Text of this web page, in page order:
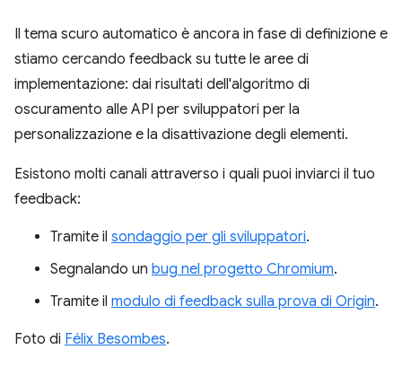
Il tema scuro automatico è ancora in fase di definizione e
stiamo cercando feedback su tutte le aree di
implementazione: dai risultati dell'algoritmo di
oscuramento alle API per sviluppatori per la
personalizzazione e la disattivazione degli elementi.
Esistono molti canali attraverso i quali puoi inviarci il tuo
feedback:
Tramite il sondaggio per gli sviluppatori.
Segnalando un bug nel progetto Chromium.
Tramite il modulo di feedback sulla prova di Origin.
Foto di Félix Besombes.